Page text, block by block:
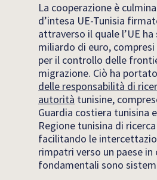
La cooperazione è
d’intesa UE-Tunisia
attraverso il quale l’UE
miliardo di euro,
per il controllo delle
migrazione. Ciò ha
delle responsabilità di
autorità tunisine,
Guardia costiera tunisina
Regione tunisina di
facilitando le
rimpatri verso un paese
fondamentali sono